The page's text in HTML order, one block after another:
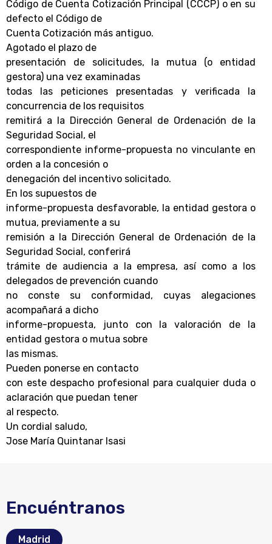
Código de Cuenta Cotización Principal (CCCP) o en su
defecto el Código de
Cuenta Cotización más antiguo.
Agotado el plazo de
presentación de solicitudes, la mutua (o entidad
gestora) una vez examinadas
todas las peticiones presentadas y verificada la
concurrencia de los requisitos
remitirá a la Dirección General de Ordenación de la
Seguridad Social, el
correspondiente informe-propuesta no vinculante en
orden a la concesión o
denegación del incentivo solicitado.
En los supuestos de
informe-propuesta desfavorable, la entidad gestora o
mutua, previamente a su
remisión a la Dirección General de Ordenación de la
Seguridad Social, conferirá
trámite de audiencia a la empresa, así como a los
delegados de prevención cuando
no conste su conformidad, cuyas alegaciones
acompañará a dicho
informe-propuesta, junto con la valoración de la
entidad gestora o mutua sobre
las mismas.
Pueden ponerse en contacto
con este despacho profesional para cualquier duda o
aclaración que puedan tener
al respecto.
Un cordial saludo,
Jose María Quintanar Isasi
Encuéntranos
Madrid